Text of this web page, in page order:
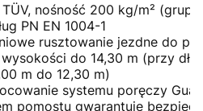
nośność 200 kg/m² (grupa
PN EN 1004-1
rusztowanie jezdne do
do 14,30 m (przy
m do 12,30 m)
systemu poręczy
pomostu gwarantuje